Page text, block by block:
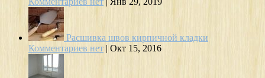
Расшивка швов кирпичной кладки
Комментариев нет | Окт 15, 2016